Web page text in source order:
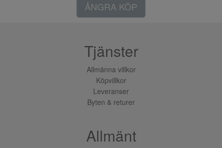
ÅNGRA KÖP
Tjänster
Allmänna villkor
Köpvillkor
Leveranser
Byten & returer
Allmänt